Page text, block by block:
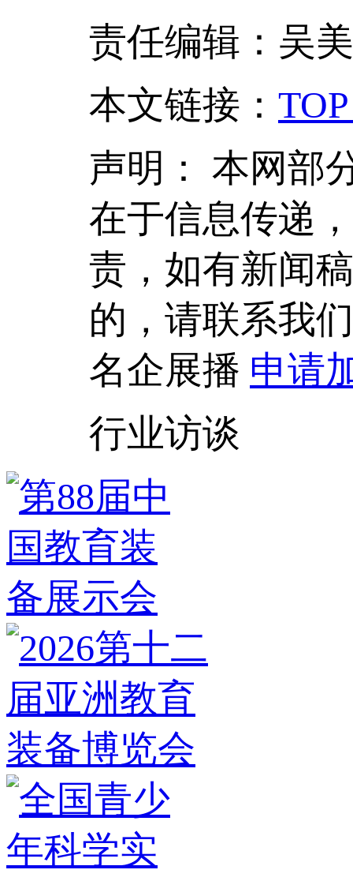
责任编辑：吴
本文链接 ：
声明： 本网部
在于信息传递
责，如有新闻
的，请联系我
名企展播 申请
行业访谈